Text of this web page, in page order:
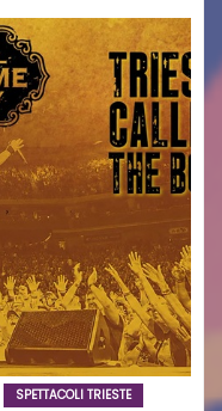
SPETTACOLI TRIESTE